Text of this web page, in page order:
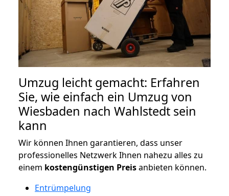
Umzug leicht gemacht: Erfahren
Sie, wie einfach ein Umzug von
Wiesbaden nach Wahlstedt sein
kann
Wir können Ihnen garantieren, dass unser
professionelles Netzwerk Ihnen nahezu alles zu
einem kostengünstigen Preisanbieten können.
Entrümpelung